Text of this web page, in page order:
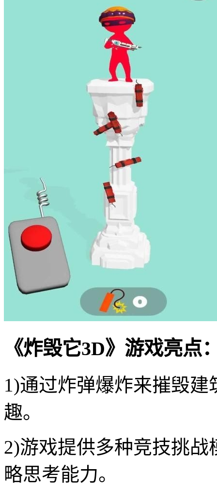
《炸毁它3D》游戏亮点
1)通过炸弹爆炸来摧毁
趣。
2)游戏提供多种竞技挑
略思考能力。